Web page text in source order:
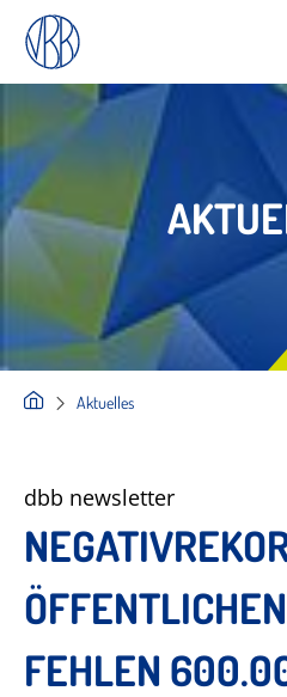
Aktuelles
dbb newsletter
FEHLEN